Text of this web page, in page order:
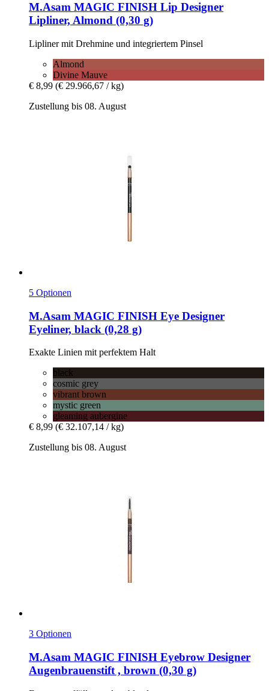
M.Asam MAGIC FINISH Lip Designer
Lipliner, Almond (0,30 g)
Lipliner mit Drehmine und integriertem Pinsel
Almond
Divine Mauve
€ 8,99 (€ 29.966,67 / kg)
Zustellung bis 08. August
5 Optionen
M.Asam MAGIC FINISH Eye Designer
Eyeliner, black (0,28 g)
Exakte Linien mit perfektem Halt
black
cosmic grey
vibrant brown
mystic green
gleaming aubergine
€ 8,99 (€ 32.107,14 / kg)
Zustellung bis 08. August
3 Optionen
M.Asam MAGIC FINISH Eyebrow Designer
Augenbrauenstift , brown (0,30 g)